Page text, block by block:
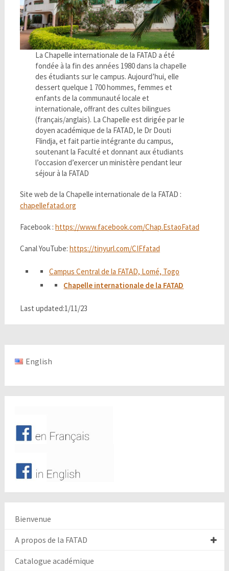
La Chapelle internationale de la FATAD a été
fondée à la fin des années 1980 dans la chapelle
des étudiants sur le campus. Aujourd’hui, elle
dessert quelque 1 700 hommes, femmes et
enfants de la communauté locale et
internationale, offrant des cultes bilingues
(français/anglais). La Chapelle est dirigée par le
doyen académique de la FATAD, le Dr Douti
Flindja, et fait partie intégrante du campus,
soutenant la Faculté et donnant aux étudiants
l’occasion d’exercer un ministère pendant leur
séjour à la FATAD
Site web de la Chapelle internationale de la FATAD :
chapellefatad.org
Facebook : https://www.facebook.com/Chap.EstaoFatad
Canal YouTube: https://tinyurl.com/CIFfatad
Campus Central de la FATAD, Lomé, Togo
Chapelle internationale de la FATAD
Last updated:1/11/23
English
Bienvenue
A propos de la FATAD
Catalogue académique